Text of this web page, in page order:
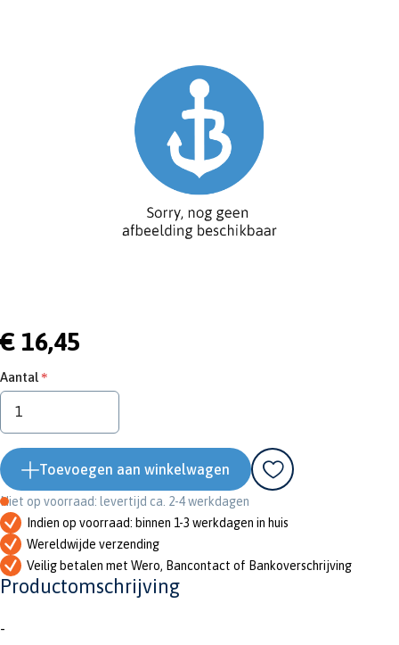
€ 16,45
Aantal
Toevoegen aan winkelwagen
Niet op voorraad: levertijd ca. 2-4 werkdagen
Indien op voorraad: binnen 1-3 werkdagen in huis
Wereldwijde verzending
Veilig betalen met Wero, Bancontact of Bankoverschrijving
Productomschrijving
-